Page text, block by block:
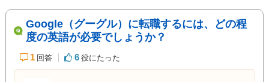
Google（グーグル）に転職するには、どの程
度の英語が必要でしょうか？
1 回答 6 役にたった